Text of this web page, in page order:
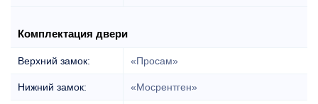
Комплектация двери
Верхний замок: «Просам»
Нижний замок: «Мосрентген»